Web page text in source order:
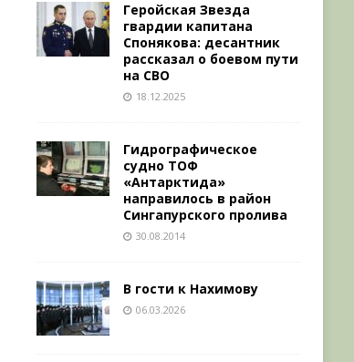
Геройская Звезда
гвардии капитана
Спонякова: десантник
рассказал о боевом пути
на СВО
18.12.2025
Гидрографическое
судно ТОФ
«Антарктида»
направилось в район
Сингапурского пролива
30.08.2014
В гости к Нахимову
06.03.2026